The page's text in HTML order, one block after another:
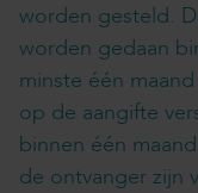
worden gesteld.
worden gedaan
minste één
op de aangifte
binnen één
de ontvanger zijn